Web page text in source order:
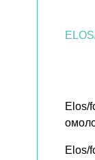
Elos/
Elos/